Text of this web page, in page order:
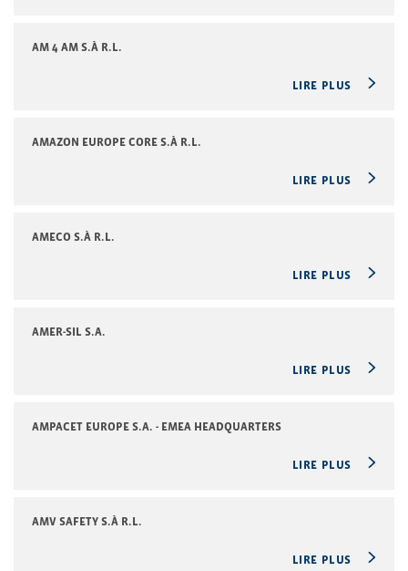
AM 4 AM S.À R.L.
LIRE PLUS
AMAZON EUROPE CORE S.À R.L.
LIRE PLUS
AMECO S.À R.L.
LIRE PLUS
AMER-SIL S.A.
LIRE PLUS
AMPACET EUROPE S.A. - EMEA HEADQUARTERS
LIRE PLUS
AMV SAFETY S.À R.L.
LIRE PLUS